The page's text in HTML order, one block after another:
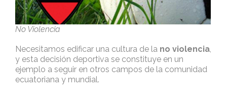
No Violencia
Necesitamos edificar una cultura de la no violencia,
y esta decisión deportiva se constituye en un
ejemplo a seguir en otros campos de la comunidad
ecuatoriana y mundial.